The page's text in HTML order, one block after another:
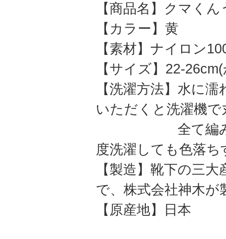
【商品名】クマく
【カラー】黄
【素材】ナイロン
【サイズ】22-
【洗濯方法】水に
いただくと洗濯機
全て編み込み
度洗濯しても色落
【製造】靴下の三
で、株式会社神木が
【原産地】日本